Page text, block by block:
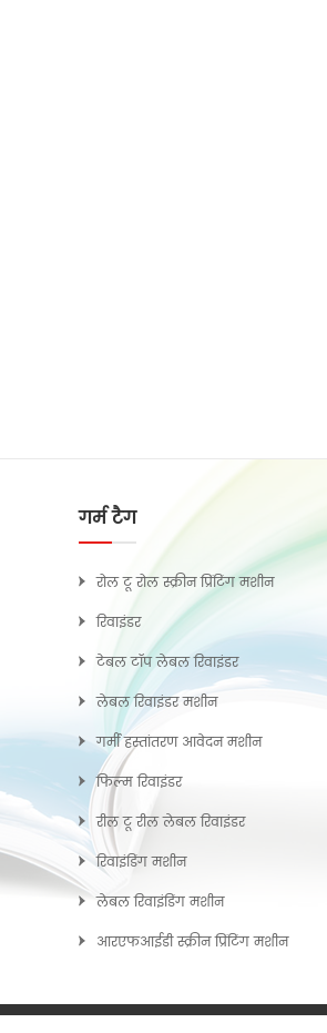
गर्म टैग
रोल टू रोल स्क्रीन प्रिंटिंग मशीन
रिवाइंडर
टेबल टॉप लेबल रिवाइंडर
लेबल रिवाइंडर मशीन
गर्मी हस्तांतरण आवेदन मशीन
फिल्म रिवाइंडर
रील टू रील लेबल रिवाइंडर
रिवाइंडिंग मशीन
लेबल रिवाइंडिंग मशीन
आरएफआईडी स्क्रीन प्रिंटिंग मशीन